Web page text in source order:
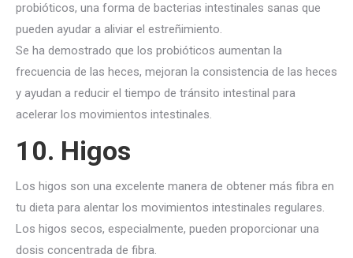
probióticos, una forma de bacterias intestinales sanas que
pueden ayudar a aliviar el estreñimiento.
Se ha demostrado que los probióticos aumentan la
frecuencia de las heces, mejoran la consistencia de las heces
y ayudan a reducir el tiempo de tránsito intestinal para
acelerar los movimientos intestinales.
10. Higos
Los higos son una excelente manera de obtener más fibra en
tu dieta para alentar los movimientos intestinales regulares.
Los higos secos, especialmente, pueden proporcionar una
dosis concentrada de fibra.